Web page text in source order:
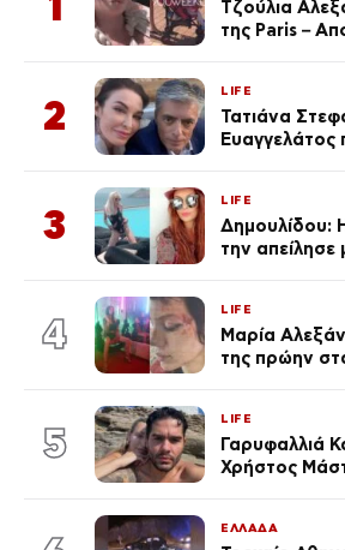
Τζούλια
της Paris –
2
LIFE
Τατιάνα
Ευαγγελάτος
3
LIFE
Δημουλίδου:
την απείλησε
ποια είσαι
4
LIFE
Μαρία
της πρώην
5
LIFE
Γαρυφαλλιά
Χρήστος
ΕΛΛΑΔΑ